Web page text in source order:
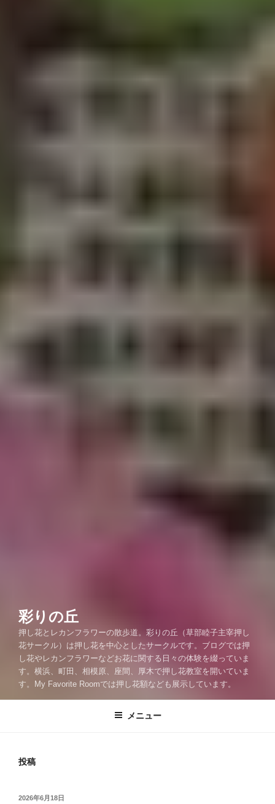
彩りの丘
押し花とレカンフラワーの散歩道。彩りの丘（草部睦子主宰押し
花サークル）は押し花を中心としたサークルです。ブログでは押
し花やレカンフラワーなどお花に関する日々の体験を綴っていま
す。横浜、町田、相模原、座間、厚木で押し花教室を開いていま
す。My Favorite Roomでは押し花額なども展示しています。
メニュー
投稿
投
2026年6月18日